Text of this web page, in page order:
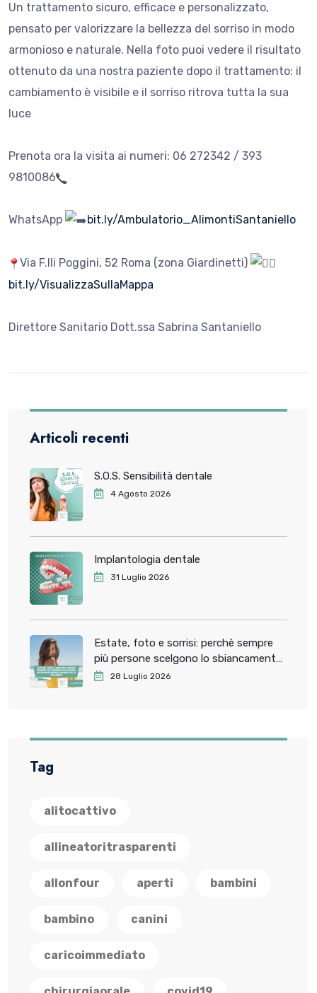
Un trattamento sicuro, efficace e personalizzato,
pensato per valorizzare la bellezza del sorriso in modo
armonioso e naturale. Nella foto puoi vedere il risultato
ottenuto da una nostra paziente dopo il trattamento: il
cambiamento è visibile e il sorriso ritrova tutta la sua
luce
Prenota ora la visita ai numeri: 06 272342 / 393
9810086
WhatsApp bit.ly/Ambulatorio_AlimontiSantaniello
Via F.lli Poggini, 52 Roma (zona Giardinetti)
bit.ly/VisualizzaSullaMappa
Direttore Sanitario Dott.ssa Sabrina Santaniello
Articoli recenti
S.O.S. Sensibilità dentale
4 Agosto 2026
Implantologia dentale
31 Luglio 2026
Estate, foto e sorrisi: perchè sempre
più persone scelgono lo sbiancamento
dentale prima delle vacanze
28 Luglio 2026
Tag
alitocattivo
allineatoritrasparenti
allonfour aperti bambini
bambino canini
caricoimmediato